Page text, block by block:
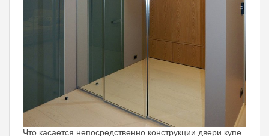
Что касается непосредственно конструкции двери купе